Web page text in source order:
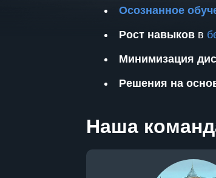
Осознанное
Рост навыков в
Минимизация
Решения на
Наша